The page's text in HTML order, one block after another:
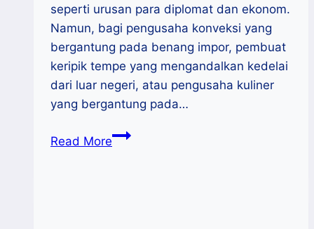
seperti urusan para diplomat dan ekonom.
Namun, bagi pengusaha konveksi yang
bergantung pada benang impor, pembuat
keripik tempe yang mengandalkan kedelai
dari luar negeri, atau pengusaha kuliner
yang bergantung pada…
Read MoreMINDSET